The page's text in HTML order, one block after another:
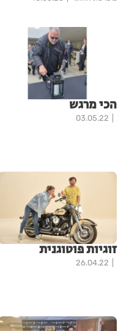
הכי מרגש
03.05.22
זוגיות פוטוגנית
26.04.22